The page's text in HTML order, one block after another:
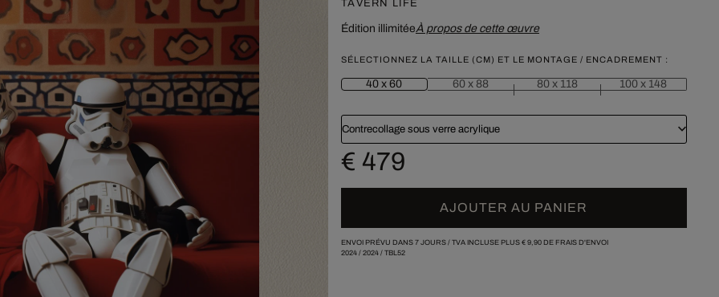
TAVERN LIFE
Édition illimitéeÀ propos de cette œuvre
SÉLECTIONNEZ LA TAILLE (CM) ET LE MONTAGE / ENCADREMENT :
40 x 60 60 x 88 80 x 118 100 x 148
Contrecollage sous verre acrylique
€ 479
AJOUTER AU PANIER
ENVOI PRÉVU DANS 7 JOURS / TVA INCLUSE PLUS € 9,90DE FRAIS D'ENVOI
2024/ 2024/ TBL52